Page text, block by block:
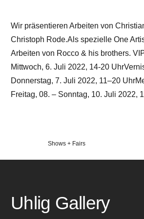
Wir präsentieren Arbeiten von
Christoph Rode.Als spezielle One
Arbeiten von Rocco & his brothers.
Mittwoch, 6. Juli 2022, 14-20
Donnerstag, 7. Juli 2022, 11–20
Freitag, 08. – Sonntag, 10. Juli 2022,
Veröffentlicht
Shows + Fairs
Uhlig Gallery